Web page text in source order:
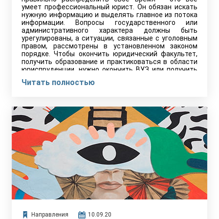
умеет профессиональный юрист. Он обязан искать
нужную информацию и выделять главное из потока
информации. Вопросы государственного или
административного характера должны быть
урегулированы, а ситуации, связанные с уголовным
правом, рассмотрены в установленном законом
порядке. Чтобы окончить юридический факультет,
получить образование и практиковаться в области
юриспруденции, нужно окончить ВУЗ или получить
Читать полностью
Направления 10.09.20